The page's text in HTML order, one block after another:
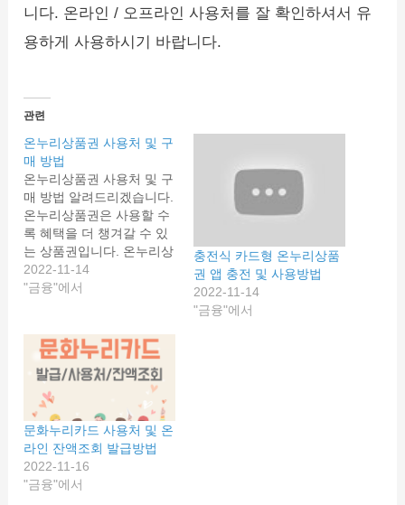
니다. 온라인 / 오프라인 사용처를 잘 확인하셔서 유
용하게 사용하시기 바랍니다.
관련
온누리상품권 사용처 및 구
매 방법
온누리상품권 사용처 및 구
매 방법 알려드리겠습니다.
온누리상품권은 사용할 수
록 혜택을 더 챙겨갈 수 있
는 상품권입니다. 온누리상
품권 구매 방법과 사용처,
온라인 충전방법 등 자세히
통시장과 지역상점의 활성
화를 위해서 중소벤처기업
부 소상공인시장 진흥공단
에서 발행하는 상품권입니
다. 그러므로 대형마트 또
는 프렌차이즈 매장에서는
사용이 불가합니다. 목적에
맞게 시장이나 지역상점에
서 물건을 구매할 때 쓸…
2022-11-14
"금융"에서
충전식 카드형 온누리상품
권 앱 충전 및 사용방법
2022-11-14
"금융"에서
문화누리카드 사용처 및 온
라인 잔액조회 발급방법
2022-11-16
"금융"에서